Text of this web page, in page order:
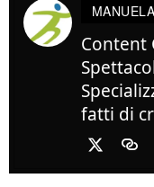
Content
fatti di